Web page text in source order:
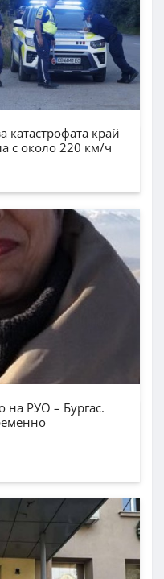
катастрофата край
с около 220 км/ч
РУО – Бургас.